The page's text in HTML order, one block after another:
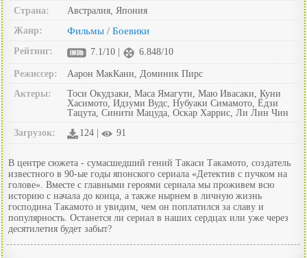
Страна:
Австралия, Япония
Жанр:
Фильмы / Боевики
Рейтинг: 7.1/10 | 6.848/10
Режиссер:
Аарон МакКанн, Доминик Пирс
Актеры:
Тоси Окудзаки, Маса Ямагути, Маю Ивасаки, Куни
Хасимото, Идзуми Вудс, Нубуаки Симамото, Ёдзи
Тацута, Синити Мацуда, Оскар Харрис, Ли Лин Чин
Загрузок:
124 | 91
В центре сюжета - сумасшедший гений Такаси Такамото, создатель
известного в 90-ые годы японского сериала «Детектив с пучком на
голове». Вместе с главными героями сериала мы проживем всю
историю с начала до конца, а также нырнем в личную жизнь
господина Такамото и увидим, чем он поплатился за славу и
популярность. Останется ли сериал в наших сердцах или уже через
десятилетия будет забыт?